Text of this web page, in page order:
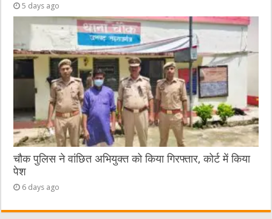
5 days ago
चौक पुलिस ने वांछित अभियुक्त को किया गिरफ्तार, कोर्ट में किया
पेश
6 days ago